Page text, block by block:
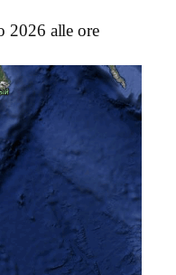
2026 alle ore